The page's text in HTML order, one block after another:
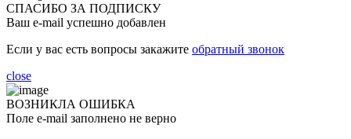
СПАСИБО ЗА ПОДПИСКУ
Ваш e-mail успешно добавлен
Если у вас есть вопросы закажите обратный звонок
close
ВОЗНИКЛА ОШИБКА
Поле e-mail заполнено не верно